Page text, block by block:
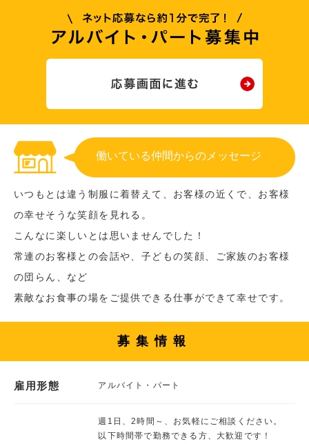
働いている仲間からのメッセージ
いつもとは違う制服に着替えて、お客様の近くで、お客様
の幸せそうな笑顔を見れる。
こんなに楽しいとは思いませんでした！
常連のお客様との会話や、子どもの笑顔、ご家族のお客様
の団らん、など
素敵なお食事の場をご提供できる仕事ができて幸せです。
募集情報
雇用形態 アルバイト・パート
週1日、2時間～、お気軽にご相談ください。
以下時間帯で勤務できる方、大歓迎です！